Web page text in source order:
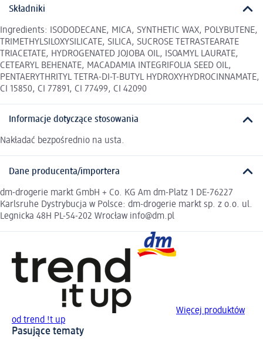
Składniki
Ingredients: ISODODECANE, MICA, SYNTHETIC WAX, POLYBUTENE,
TRIMETHYLSILOXYSILICATE, SILICA, SUCROSE TETRASTEARATE
TRIACETATE, HYDROGENATED JOJOBA OIL, ISOAMYL LAURATE,
CETEARYL BEHENATE, MACADAMIA INTEGRIFOLIA SEED OIL,
PENTAERYTHRITYL TETRA-DI-T-BUTYL HYDROXYHYDROCINNAMATE,
CI 15850, CI 77891, CI 77499, CI 42090
Informacje dotyczące stosowania
Nakładać bezpośrednio na usta.
Dane producenta/importera
dm-drogerie markt GmbH + Co. KG Am dm-Platz 1 DE-76227
Karlsruhe Dystrybucja w Polsce: dm-drogerie markt sp. z o.o. ul.
Legnicka 48H PL-54-202 Wrocław info@dm.pl
Więcej produktów
od trend !t up
Pasujące tematy